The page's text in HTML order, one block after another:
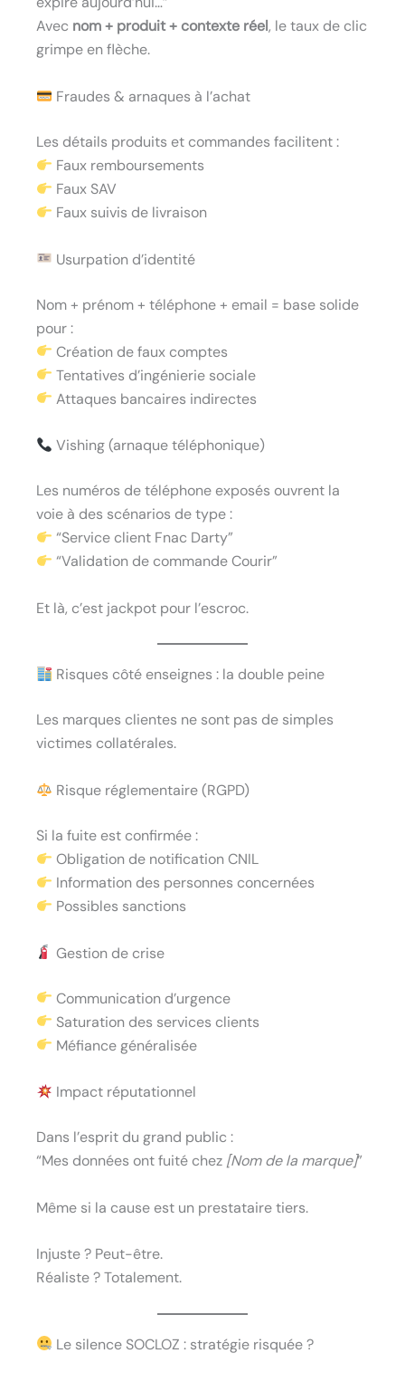
Avec nom + produit + contexte réel, le taux de clic
grimpe en flèche.
Fraudes & arnaques à l’achat
Les détails produits et commandes facilitent :
Faux remboursements
Faux SAV
Faux suivis de livraison
Usurpation d’identité
Nom + prénom + téléphone + email = base solide
pour :
Création de faux comptes
Tentatives d’ingénierie sociale
Attaques bancaires indirectes
Vishing (arnaque téléphonique)
Les numéros de téléphone exposés ouvrent la
voie à des scénarios de type :
“Service client Fnac Darty”
“Validation de commande Courir”
Et là, c’est jackpot pour l’escroc.
Risques côté enseignes : la double peine
Les marques clientes ne sont pas de simples
victimes collatérales.
Risque réglementaire (RGPD)
Si la fuite est confirmée :
Obligation de notification CNIL
Information des personnes concernées
Possibles sanctions
Gestion de crise
Communication d’urgence
Saturation des services clients
Méfiance généralisée
Impact réputationnel
Dans l’esprit du grand public :
“Mes données ont fuité chez [Nom de la marque]”
Même si la cause est un prestataire tiers.
Injuste ? Peut-être.
Réaliste ? Totalement.
Le silence SOCLOZ : stratégie risquée ?